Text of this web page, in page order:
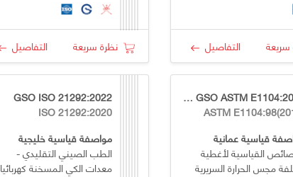
التفاصيل نظرة سريعة التفاصيل
OS GSO ASTM E1104:2022
ASTM
قياسية عمانية
القياسية لأغطية
مجس الحرارة السريرية
GSO ISO 21292:2022
ISO 21292:2020
مواصفة قياسية خليجية
الطب الصيني التقليدي -
معدات الكي المسخنة كهربائيا